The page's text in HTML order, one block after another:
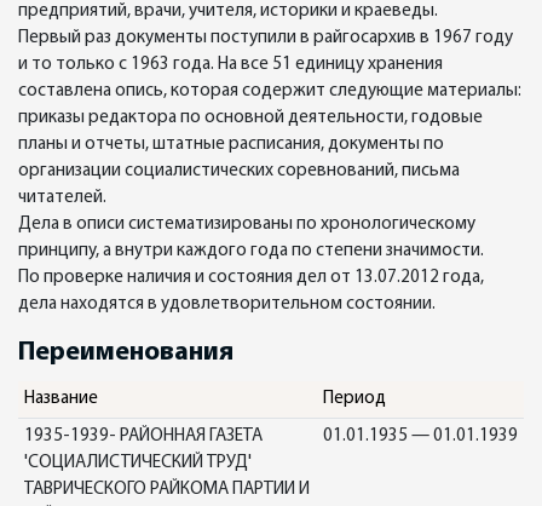
предприятий, врачи, учителя, историки и краеведы.
Первый раз документы поступили в райгосархив в 1967 году
и то только с 1963 года. На все 51 единицу хранения
составлена опись, которая содержит следующие материалы:
приказы редактора по основной деятельности, годовые
планы и отчеты, штатные расписания, документы по
организации социалистических соревнований, письма
читателей.
Дела в описи систематизированы по хронологическому
принципу, а внутри каждого года по степени значимости.
По проверке наличия и состояния дел от 13.07.2012 года,
дела находятся в удовлетворительном состоянии.
Переименования
Название Период
1935-1939- РАЙОННАЯ ГАЗЕТА
'СОЦИАЛИСТИЧЕСКИЙ ТРУД'
ТАВРИЧЕСКОГО РАЙКОМА ПАРТИИ И
01.01.1935 — 01.01.1939